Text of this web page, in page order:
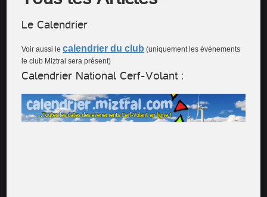
Le Calendrier
Voir aussi lecalendrier du club (uniquement les événements
le club Miztral sera présent)
Calendrier National Cerf-Volant :